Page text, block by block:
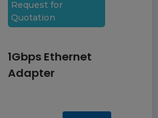
Request for
Quotation
1Gbps Ethernet
Adapter